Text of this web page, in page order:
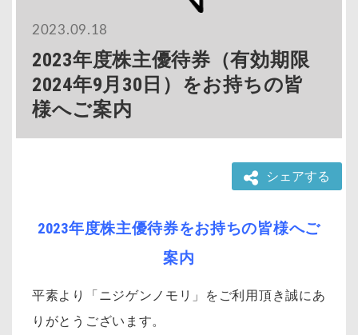
2023.09.18
2023年度株主優待券（有効期限
2024年9月30日）をお持ちの皆
様へご案内
シェアする
2023年度株主優待券をお持ちの皆様へご
案内
平素より「ニジゲンノモリ」をご利用頂き誠にあ
りがとうございます。